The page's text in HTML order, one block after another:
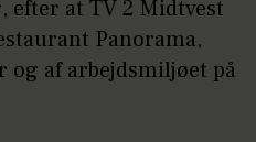
at TV 2 Midtvest
Panorama,
og af arbejdsmiljøet på